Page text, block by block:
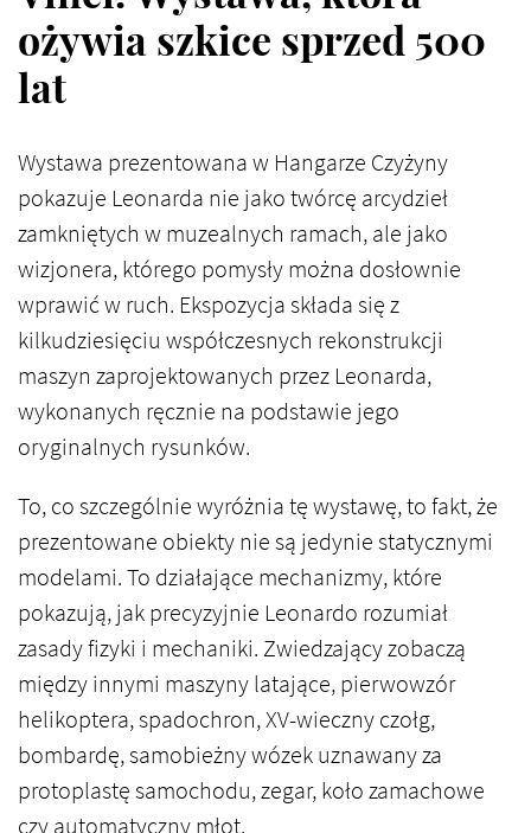
ożywia szkice sprzed 500
lat
Wystawa prezentowana w Hangarze Czyżyny
pokazuje Leonarda nie jako twórcę arcydzieł
zamkniętych w muzealnych ramach, ale jako
wizjonera, którego pomysły można dosłownie
wprawić w ruch. Ekspozycja składa się z
kilkudziesięciu współczesnych rekonstrukcji
maszyn zaprojektowanych przez Leonarda,
wykonanych ręcznie na podstawie jego
oryginalnych rysunków.
To, co szczególnie wyróżnia tę wystawę, to fakt, że
prezentowane obiekty nie są jedynie statycznymi
modelami. To działające mechanizmy, które
pokazują, jak precyzyjnie Leonardo rozumiał
zasady fizyki i mechaniki. Zwiedzający zobaczą
między innymi maszyny latające, pierwowzór
helikoptera, spadochron, XV-wieczny czołg,
bombardę, samobieżny wózek uznawany za
protoplastę samochodu, zegar, koło zamachowe